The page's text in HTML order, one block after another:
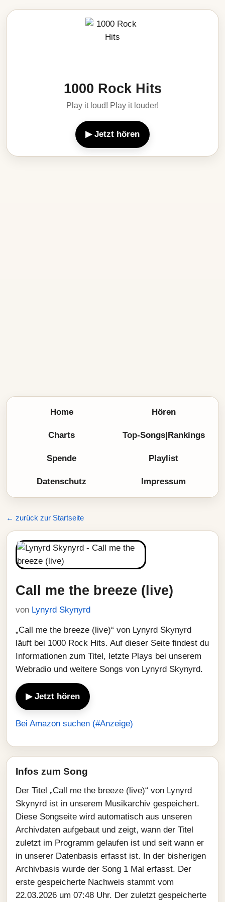
1000 Rock Hits
Play it loud! Play it louder!
▶ Jetzt hören
Home Hören
Charts Top-Songs|Rankings
Spende Playlist
Datenschutz Impressum
← zurück zur Startseite
Call me the breeze (live)
von Lynyrd Skynyrd
„Call me the breeze (live)“ von Lynyrd Skynyrd
läuft bei 1000 Rock Hits. Auf dieser Seite findest du
Informationen zum Titel, letzte Plays bei unserem
Webradio und weitere Songs von Lynyrd Skynyrd.
▶ Jetzt hören
Bei Amazon suchen (#Anzeige)
Infos zum Song
Der Titel „Call me the breeze (live)“ von Lynyrd
Skynyrd ist in unserem Musikarchiv gespeichert.
Diese Songseite wird automatisch aus unseren
Archivdaten aufgebaut und zeigt, wann der Titel
zuletzt im Programm gelaufen ist und seit wann er
in unserer Datenbasis erfasst ist. In der bisherigen
Archivbasis wurde der Song 1 Mal erfasst. Der
erste gespeicherte Nachweis stammt vom
22.03.2026 um 07:48 Uhr. Der zuletzt gespeicherte